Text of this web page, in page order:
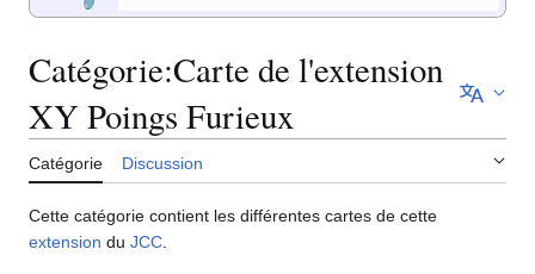
Catégorie:Carte de l'extension
XY Poings Furieux
Catégorie Discussion
Cette catégorie contient les différentes cartes de cette
extension du JCC